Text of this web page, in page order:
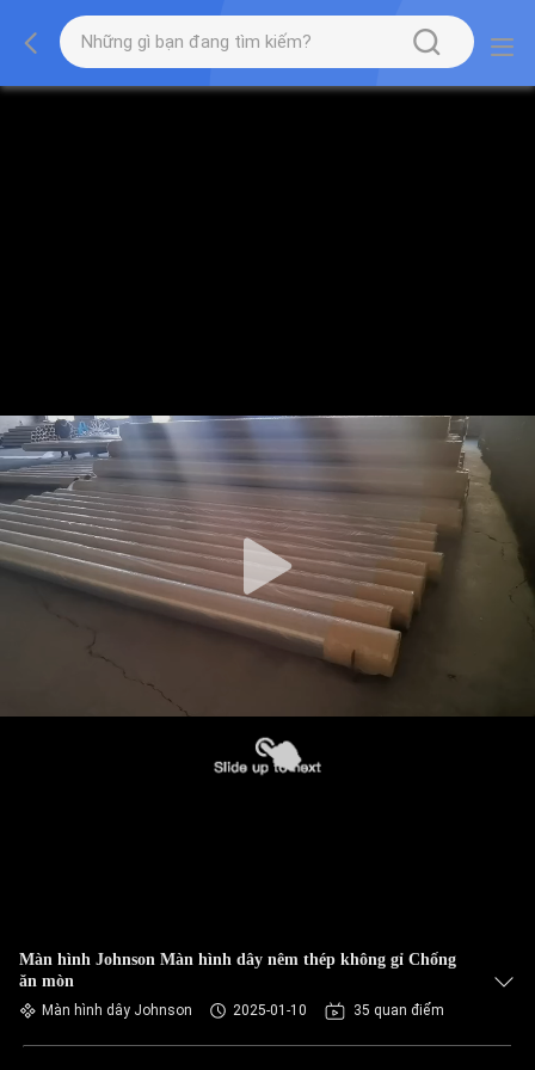
Màn hình Johnson Màn hình dây nêm thép không gỉ Chống
ăn mòn
Màn hình dây Johnson 2025-01-10 35 quan điểm